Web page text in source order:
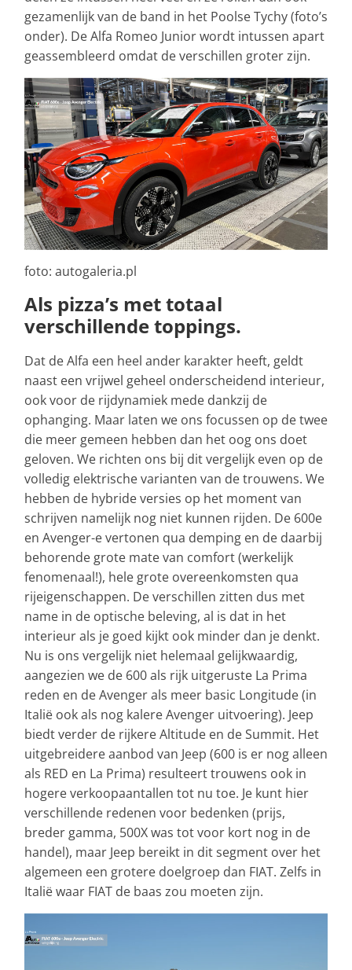
gezamenlijk van de band in het Poolse Tychy (foto’s
onder). De Alfa Romeo Junior wordt intussen apart
geassembleerd omdat de verschillen groter zijn.
foto: autogaleria.pl
Als pizza’s met totaal
verschillende toppings.
Dat de Alfa een heel ander karakter heeft, geldt
naast een vrijwel geheel onderscheidend interieur,
ook voor de rijdynamiek mede dankzij de
ophanging. Maar laten we ons focussen op de twee
die meer gemeen hebben dan het oog ons doet
geloven. We richten ons bij dit vergelijk even op de
volledig elektrische varianten van de trouwens. We
hebben de hybride versies op het moment van
schrijven namelijk nog niet kunnen rijden. De 600e
en Avenger-e vertonen qua demping en de daarbij
behorende grote mate van comfort (werkelijk
fenomenaal!), hele grote overeenkomsten qua
rijeigenschappen. De verschillen zitten dus met
name in de optische beleving, al is dat in het
interieur als je goed kijkt ook minder dan je denkt.
Nu is ons vergelijk niet helemaal gelijkwaardig,
aangezien we de 600 als rijk uitgeruste La Prima
reden en de Avenger als meer basic Longitude (in
Italië ook als nog kalere Avenger uitvoering). Jeep
biedt verder de rijkere Altitude en de Summit. Het
uitgebreidere aanbod van Jeep (600 is er nog alleen
als RED en La Prima) resulteert trouwens ook in
hogere verkoopaantallen tot nu toe. Je kunt hier
verschillende redenen voor bedenken (prijs,
breder gamma, 500X was tot voor kort nog in de
handel), maar Jeep bereikt in dit segment over het
algemeen een grotere doelgroep dan FIAT. Zelfs in
Italië waar FIAT de baas zou moeten zijn.